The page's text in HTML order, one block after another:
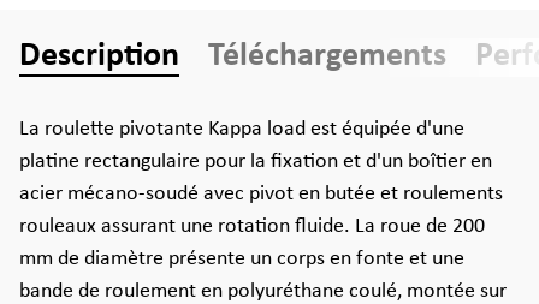
Description Téléchargements
La roulette pivotante Kappa load est équipée d'une
platine rectangulaire pour la fixation et d'un boîtier en
acier mécano-soudé avec pivot en butée et roulements
rouleaux assurant une rotation fluide. La roue de 200
mm de diamètre présente un corps en fonte et une
bande de roulement en polyuréthane coulé, montée sur